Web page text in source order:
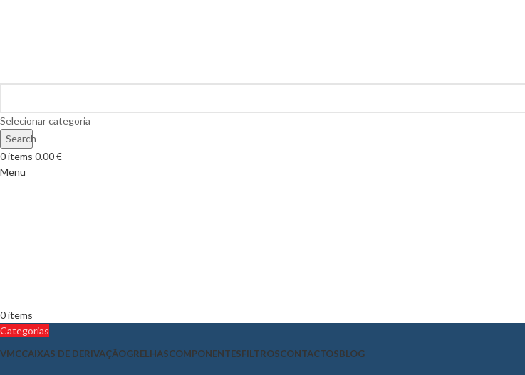
Selecionar categoria
Search
0items 0.00€
Menu
0items
Categorias
VMCCAIXAS DE DERIVAÇÃOGRELHASCOMPONENTESFILTROSCONTACTOSBLOG